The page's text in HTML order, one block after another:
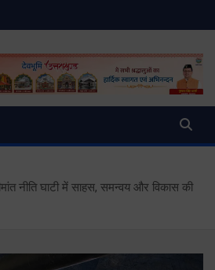
| Uttarakhand
News
नीति घाटी में साहस, समन्वय और विकास की